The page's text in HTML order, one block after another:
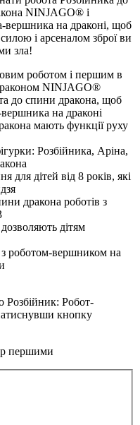
NINJAGO® і
вершника на драконі, щоб
і арсеналом зброї ви
зла!
роботом і першим в
NINJAGO®
до спини дракона, щоб
на драконі
мають функції руху
Розбійника, Аріна,
для дітей від 8 років, які
дракона роботів з
дітям
з роботом-вершником на
Робот-
кнопку
першими